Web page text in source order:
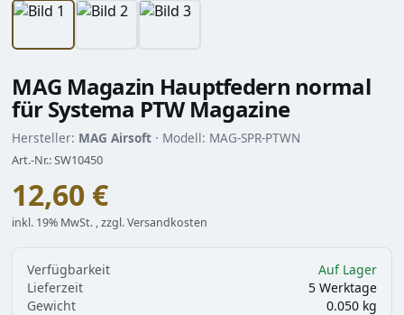
MAG Magazin Hauptfedern normal
für Systema PTW Magazine
Hersteller: MAG Airsoft · Modell: MAG-SPR-PTWN
Art.-Nr.: SW10450
12,60 €
inkl. 19% MwSt. , zzgl. Versandkosten
Verfügbarkeit
Auf Lager
Lieferzeit
5 Werktage
Gewicht
0.050 kg